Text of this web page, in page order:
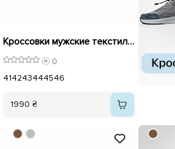
Кроссовки мужские текстиль 596155 коричневые
0
414243444546
1990 ₴